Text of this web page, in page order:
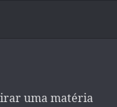
uma matéria